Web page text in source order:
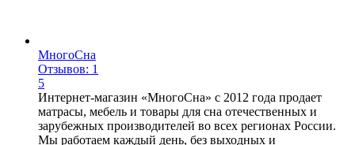
МногоСна
Отзывов: 1
5
Интернет-магазин «МногоСна» с 2012 года продает
матрасы, мебель и товары для сна отечественных и
зарубежных производителей во всех регионах России.
Мы работаем каждый день, без выходных и